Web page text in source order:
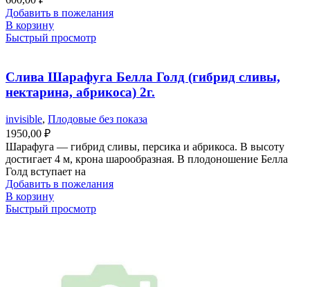
Добавить в пожелания
В корзину
Быстрый просмотр
Слива Шарафуга Белла Голд (гибрид сливы,
нектарина, абрикоса) 2г.
invisible, Плодовые без показа
1950,00 ₽
Шарафуга — гибрид сливы, персика и абрикоса. В высоту
достигает 4 м, крона шарообразная. В плодоношение Белла
Голд вступает на
Добавить в пожелания
В корзину
Быстрый просмотр